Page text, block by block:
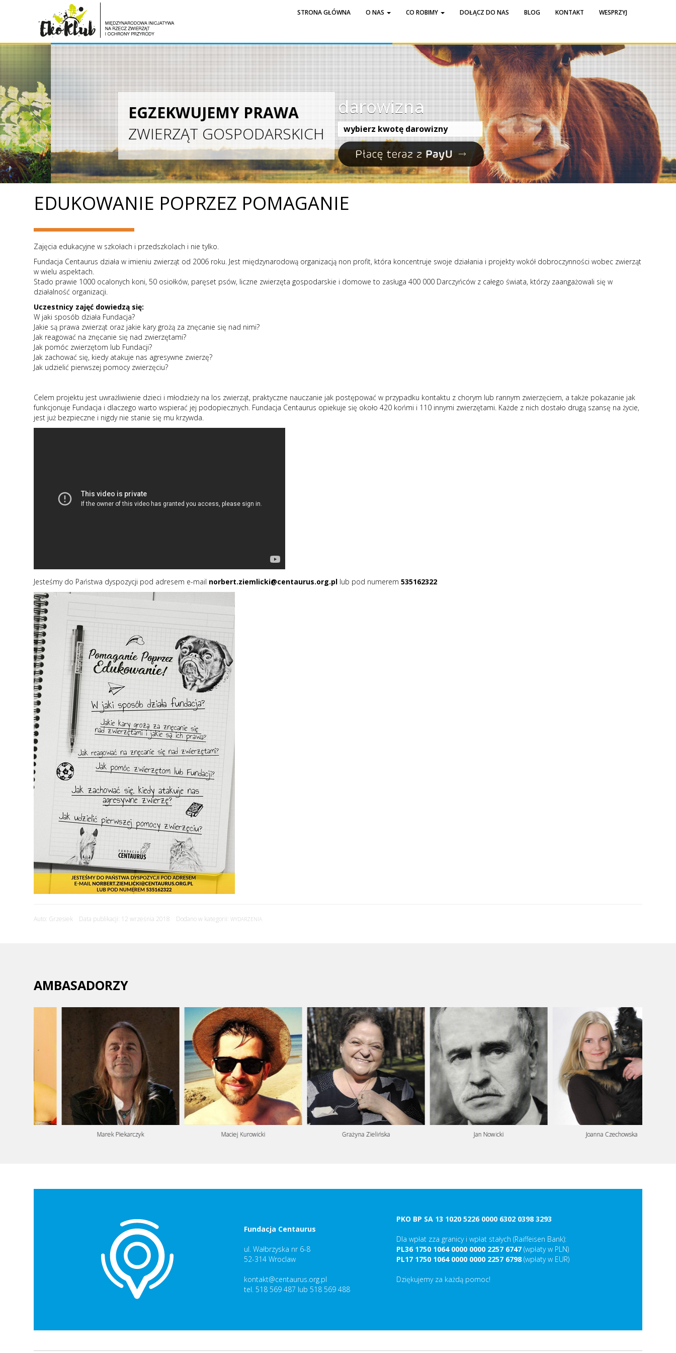
STRONA GŁÓWNA O NAS CO ROBIMY DOŁĄCZ DO NAS BLOG KONTAKT WESPRZYJ
darowizna
wybierz kwotę darowizny
EGZEKWUJEMY PRAWA
ZWIERZĄT GOSPODARSKICH
EDUKOWANIE POPRZEZ POMAGANIE
Zajęcia edukacyjne w szkołach i przedszkolach i nie tylko.
Fundacja Centaurus działa w imieniu zwierząt od 2006 roku. Jest międzynarodową organizacją non profit, która koncentruje swoje działania i projekty wokół dobroczynności wobec zwierząt
w wielu aspektach.
Stado prawie 1000 ocalonych koni, 50 osiołków, paręset psów, liczne zwierzęta gospodarskie i domowe to zasługa 400 000 Darczyńców z całego świata, którzy zaangażowali się w
działalność organizacji.
Uczestnicy zajęć dowiedzą się:
W jaki sposób działa Fundacja?
Jakie są prawa zwierząt oraz jakie kary grożą za znęcanie się nad nimi?
Jak reagować na znęcanie się nad zwierzętami?
Jak pomóc zwierzętom lub Fundacji?
Jak zachować się, kiedy atakuje nas agresywne zwierzę?
Jak udzielić pierwszej pomocy zwierzęciu?
Celem projektu jest uwrażliwienie dzieci i młodzieży na los zwierząt, praktyczne nauczanie jak postępować w przypadku kontaktu z chorym lub rannym zwierzęciem, a także pokazanie jak
funkcjonuje Fundacja i dlaczego warto wspierać jej podopiecznych. Fundacja Centaurus opiekuje się około 420 końmi i 110 innymi zwierzętami. Każde z nich dostało drugą szansę na życie,
jest już bezpieczne i nigdy nie stanie się mu krzywda.
Jesteśmy do Państwa dyspozycji pod adresem e-mail norbert.ziemlicki@centaurus.org.pl lub pod numerem 535162322
Auto: Grzesiek Data publikacji: 12 września 2018 Dodano w kategorii:WYDARZENIA
AMBASADORZY
Marek Piekarczyk Maciej Kurowicki Grażyna Zielińska Jan Nowicki Joanna Czechowska
Fundacja Centaurus
ul. Wałbrzyska nr 6-8
52-314 Wroclaw
kontakt@centaurus.org.pl
tel. 518 569 487 lub 518 569 488
PKO BP SA 13 1020 5226 0000 6302 0398 3293
Dla wpłat zza granicy i wpłat stałych (Raiffeisen Bank):
PL36 1750 1064 0000 0000 2257 6747(wpłaty w PLN)
PL17 1750 1064 0000 0000 2257 6798(wpłaty w EUR)
Dziękujemy za każdą pomoc!